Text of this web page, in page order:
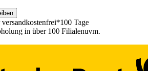
100 Tage
in über 100 Filialenuvm.